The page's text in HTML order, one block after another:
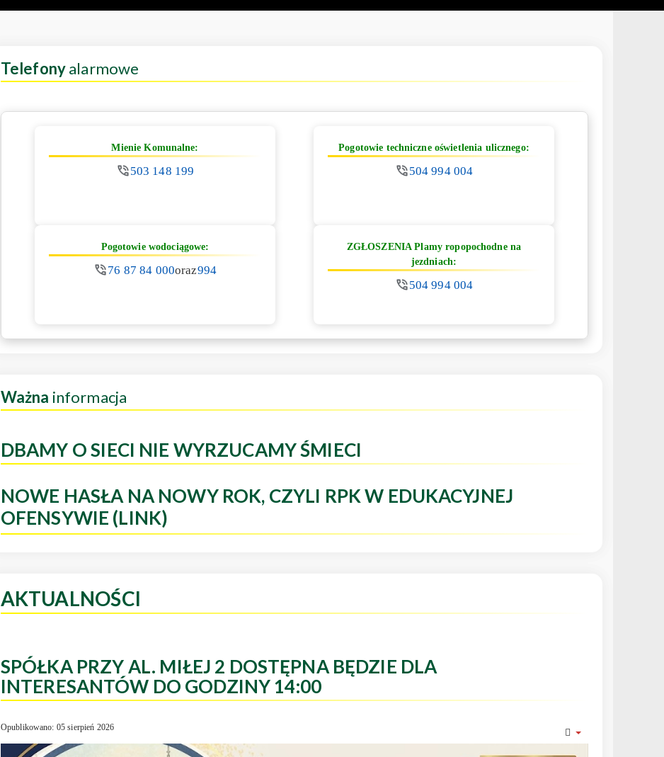
Telefonyalarmowe
Mienie Komunalne:
503 148 199
Pogotowie techniczne oświetlenia ulicznego:
504 994 004
Pogotowie wodociągowe:
76 87 84 000oraz994
ZGŁOSZENIA Plamy ropopochodne na
jezdniach:
504 994 004
Ważna informacja
DBAMY O SIECI NIE WYRZUCAMY ŚMIECI
NOWE HASŁA NA NOWY ROK, CZYLI RPK W EDUKACYJNEJ
OFENSYWIE (LINK)
AKTUALNOŚCI
SPÓŁKA PRZY AL. MIŁEJ 2 DOSTĘPNA BĘDZIE DLA
INTERESANTÓW DO GODZINY 14:00
Opublikowano: 05 sierpień 2026